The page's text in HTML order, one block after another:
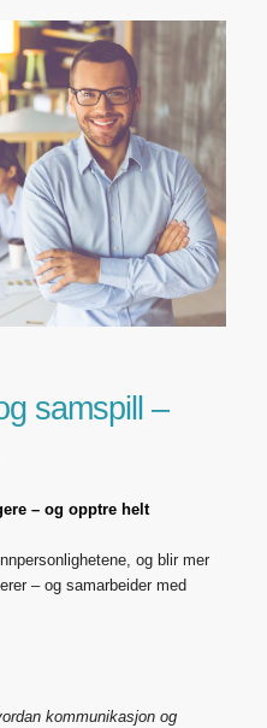
samspill –
– og opptre helt
og blir mer
– og samarbeider med
kommunikasjon og